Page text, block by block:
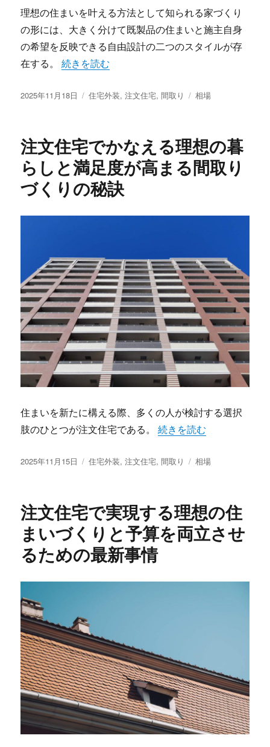
理想の住まいを叶える方法として知られる家づくり
の形には、大きく分けて既製品の住まいと施主自身
の希望を反映できる自由設計の二つのスタイルが存
在する。“注文住宅で叶える家族の理想と現実間取りと
続きを読む
投
2025年11月18日
カ
ー
住宅外装,注文住宅,間取り
タ
相場
注文住宅でかなえる理想の暮
らしと満足度が高まる間取り
づくりの秘訣
住まいを新たに構える際、多くの人が検討する選択
肢のひとつが注文住宅である。“注文住宅でかなえる理
続きを読む
投
2025年11月15日
カ
ー
住宅外装,注文住宅,間取り
タ
相場
注文住宅で実現する理想の住
まいづくりと予算を両立させ
るための最新事情